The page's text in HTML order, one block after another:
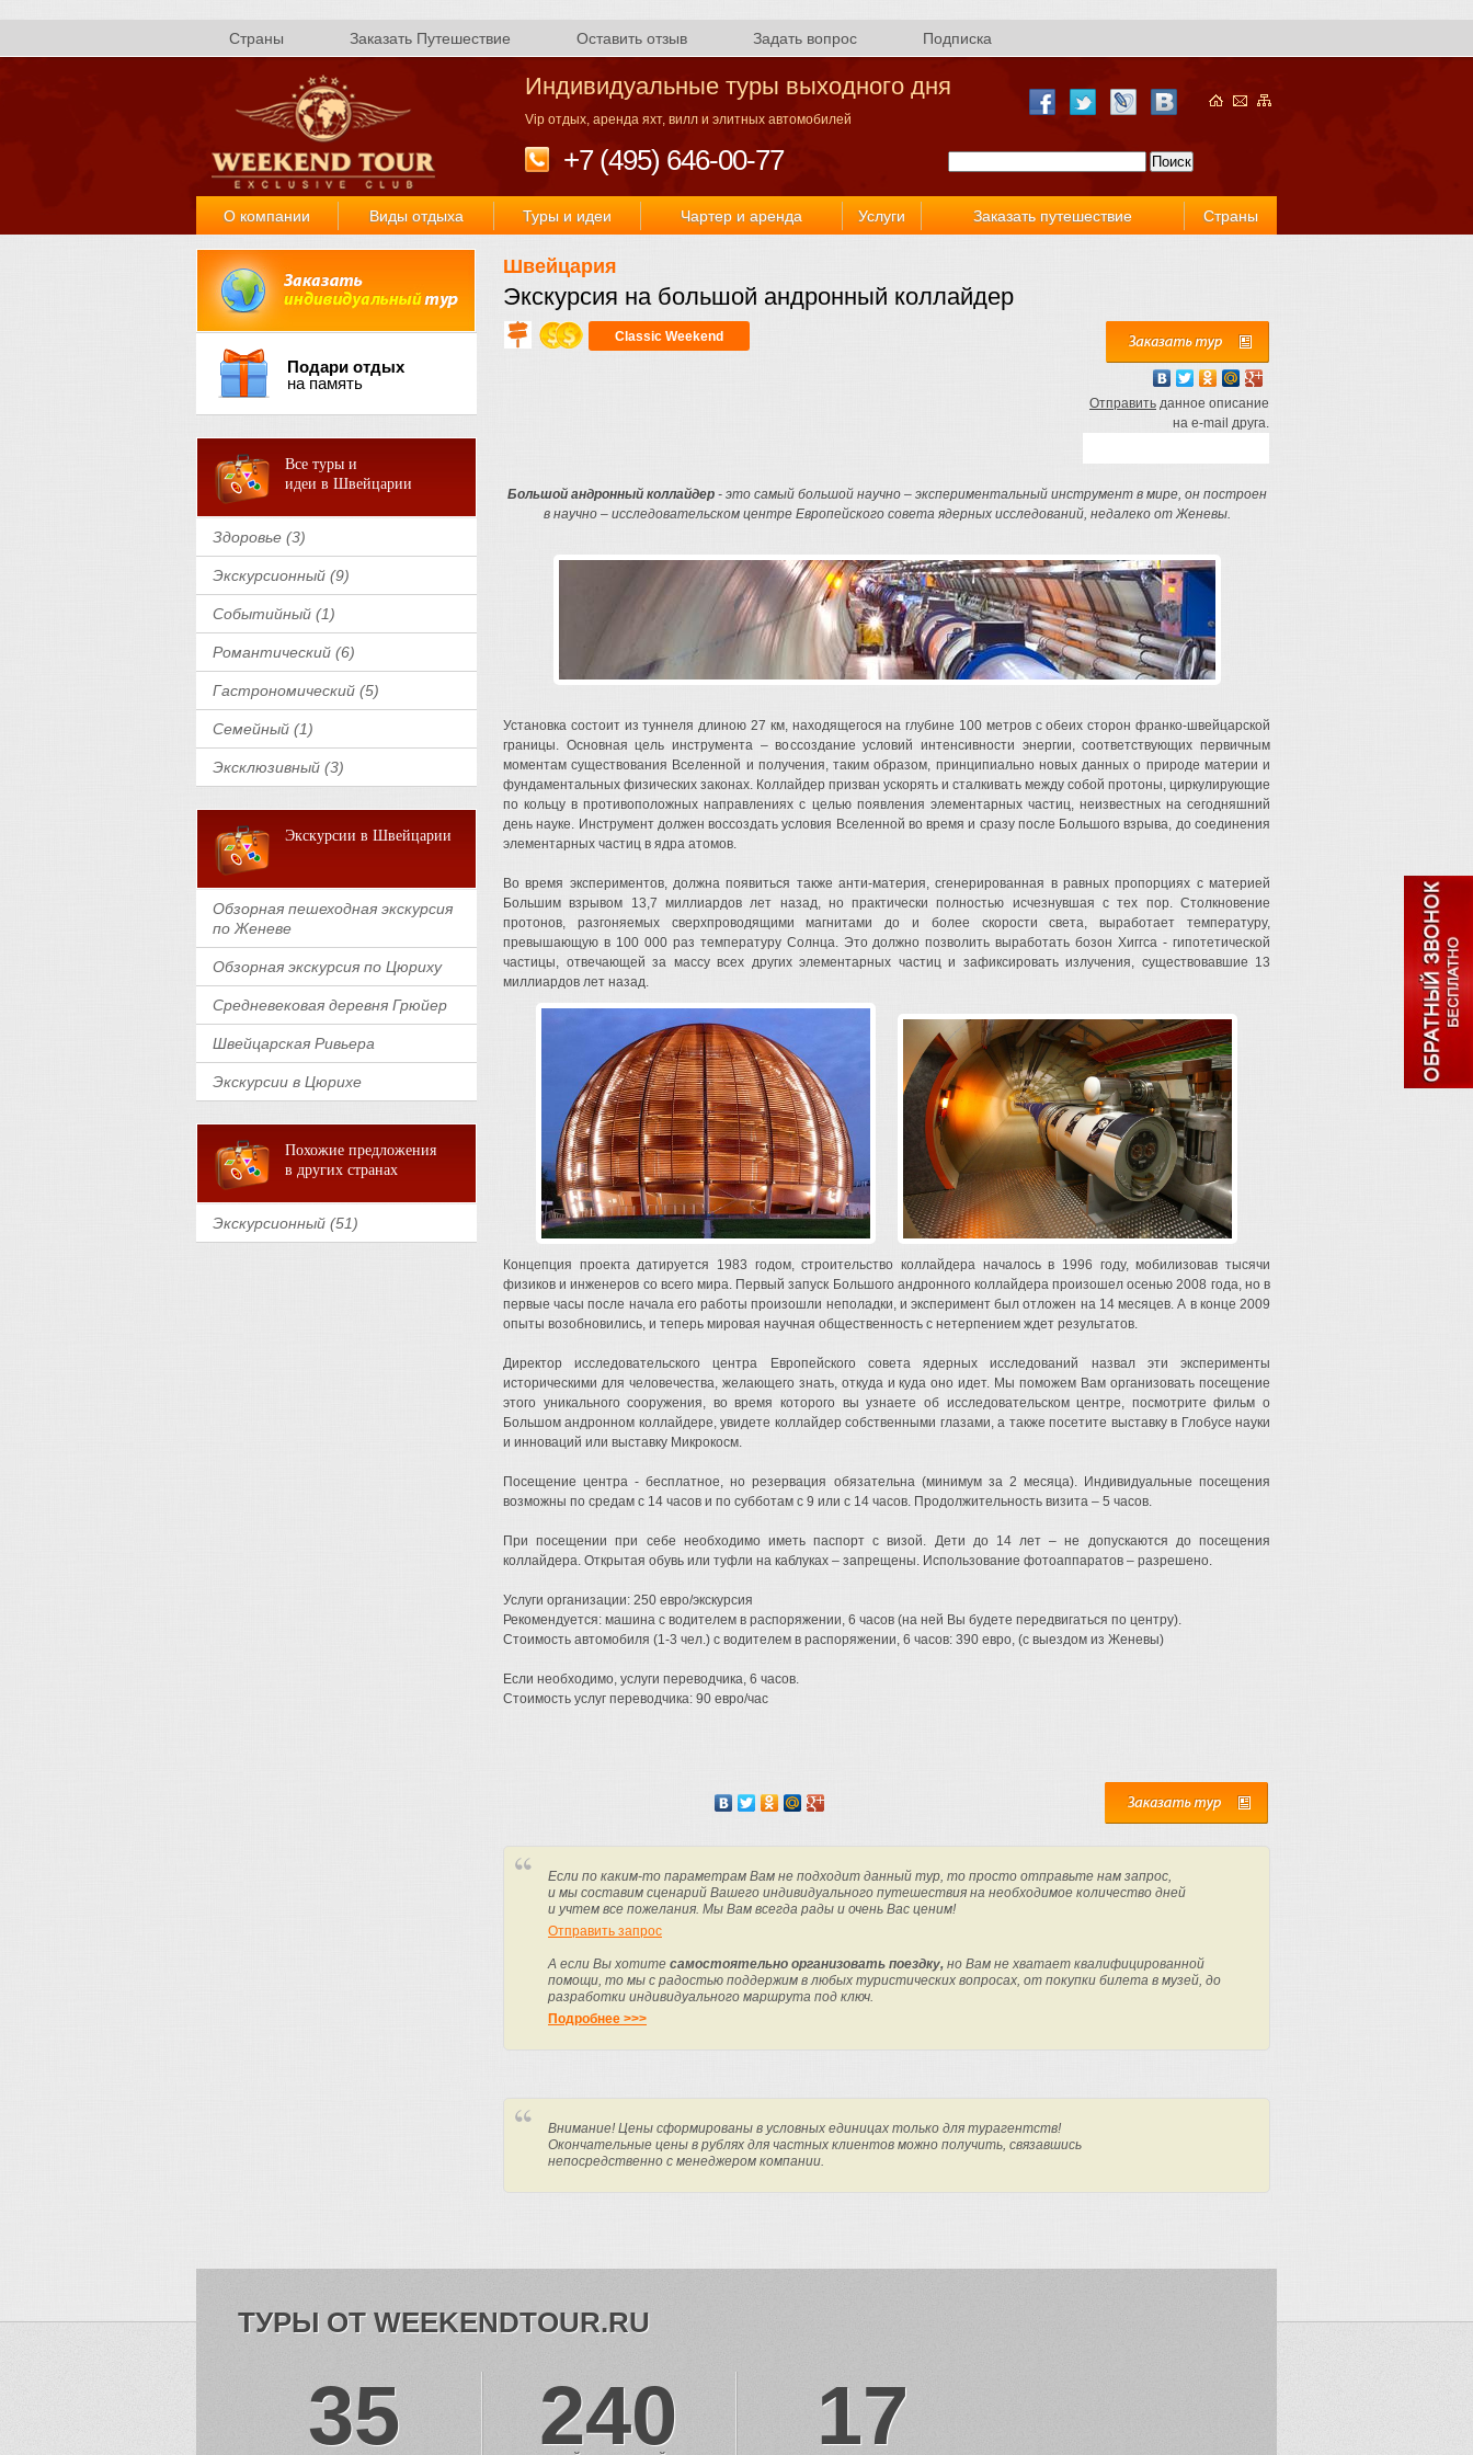
Страны Заказать Путешествие Оставить отзыв Задать вопрос Подписка
Индивидуальные туры выходного дня
Vip отдых, аренда яхт, вилл и элитных автомобилей
+7 (495) 646-00-77
О компании Виды отдыха Туры и идеи Чартер и аренда Услуги Заказать путешествие Страны
Подари отдых
на память
Все туры и
идеи в Швейцарии
Здоровье (3)
Экскурсионный (9)
Событийный (1)
Романтический (6)
Гастрономический (5)
Семейный (1)
Эксклюзивный (3)
Экскурсии в Швейцарии
Обзорная пешеходная экскурсия
по Женеве
Обзорная экскурсия по Цюриху
Средневековая деревня Грюйер
Швейцарская Ривьера
Экскурсии в Цюрихе
Похожие предложения
в других странах
Экскурсионный (51)
Швейцария
Экскурсия на большой андронный коллайдер
Classic Weekend
Отправить данное описание
на e-mail друга.
Большой андронный коллайдер- это самый большой научно – экспериментальный инструмент в мире, он построен
в научно – исследовательском центре Европейского совета ядерных исследований, недалеко от Женевы.
Установка состоит из туннеля длиною 27 км, находящегося на глубине 100 метров с обеих сторон франко-швейцарской
границы. Основная цель инструмента – воссоздание условий интенсивности энергии, соответствующих первичным
моментам существования Вселенной и получения, таким образом, принципиально новых данных о природе материи и
фундаментальных физических законах. Коллайдер призван ускорять и сталкивать между собой протоны, циркулирующие
по кольцу в противоположных направлениях с целью появления элементарных частиц, неизвестных на сегодняшний
день науке. Инструмент должен воссоздать условия Вселенной во время и сразу после Большого взрыва, до соединения
элементарных частиц в ядра атомов.
Во время экспериментов, должна появиться также анти-материя, сгенерированная в равных пропорциях с материей
Большим взрывом 13,7 миллиардов лет назад, но практически полностью исчезнувшая с тех пор. Столкновение
протонов, разгоняемых сверхпроводящими магнитами до и более скорости света, выработает температуру,
превышающую в 100 000 раз температуру Солнца. Это должно позволить выработать бозон Хиггса - гипотетической
частицы, отвечающей за массу всех других элементарных частиц и зафиксировать излучения, существовавшие 13
миллиардов лет назад.
Концепция проекта датируется 1983 годом, строительство коллайдера началось в 1996 году, мобилизовав тысячи
физиков и инженеров со всего мира. Первый запуск Большого андронного коллайдера произошел осенью 2008 года, но в
первые часы после начала его работы произошли неполадки, и эксперимент был отложен на 14 месяцев. А в конце 2009
опыты возобновились, и теперь мировая научная общественность с нетерпением ждет результатов.
Директор исследовательского центра Европейского совета ядерных исследований назвал эти эксперименты
историческими для человечества, желающего знать, откуда и куда оно идет. Мы поможем Вам организовать посещение
этого уникального сооружения, во время которого вы узнаете об исследовательском центре, посмотрите фильм о
Большом андронном коллайдере, увидете коллайдер собственными глазами, а также посетите выставку в Глобусе науки
и инноваций или выставку Микрокосм.
Посещение центра - бесплатное, но резервация обязательна (минимум за 2 месяца). Индивидуальные посещения
возможны по средам с 14 часов и по субботам с 9 или с 14 часов. Продолжительность визита – 5 часов.
При посещении при себе необходимо иметь паспорт с визой. Дети до 14 лет – не допускаются до посещения
коллайдера. Открытая обувь или туфли на каблуках – запрещены. Использование фотоаппаратов – разрешено.
Услуги организации: 250 евро/экскурсия
Рекомендуется: машина с водителем в распоряжении, 6 часов (на ней Вы будете передвигаться по центру).
Стоимость автомобиля (1-3 чел.) с водителем в распоряжении, 6 часов: 390 евро, (с выездом из Женевы)
Если необходимо, услуги переводчика, 6 часов.
Стоимость услуг переводчика: 90 евро/час
Если по каким-то параметрам Вам не подходит данный тур, то просто отправьте нам запрос,
и мы составим сценарий Вашего индивидуального путешествия на необходимое количество дней
и учтем все пожелания. Мы Вам всегда рады и очень Вас ценим!
Отправить запрос
А если Вы хотите самостоятельно организовать поездку, но Вам не хватает квалифицированной
помощи, то мы с радостью поддержим в любых туристических вопросах, от покупки билета в музей, до
разработки индивидуального маршрута под ключ.
Подробнее >>>
Внимание! Цены сформированы в условных единицах только для турагентств!
Окончательные цены в рублях для частных клиентов можно получить, связавшись
непосредственно с менеджером компании.
ТУРЫ ОТ WEEKENDTOUR.RU
35 240 17